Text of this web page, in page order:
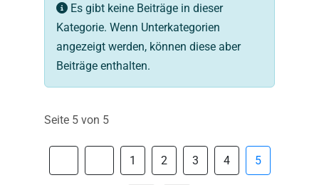
Information
Es gibt keine Beiträge in dieser
Kategorie. Wenn Unterkategorien
angezeigt werden, können diese aber
Beiträge enthalten.
Seite 5 von 5
1 2 3 4 5